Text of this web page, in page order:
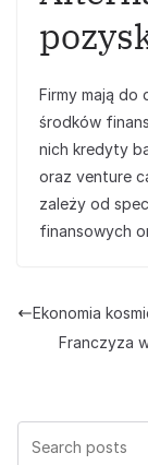
Firmy mają do
środków
nich kredyty
oraz venture
zależy od
finansowych
Ekonomia
Franczyza